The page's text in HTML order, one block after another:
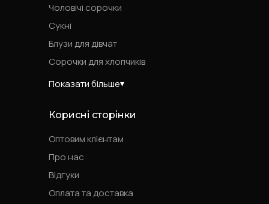
Чоловічі сорочки
Сукні
Блузи для дівчат
Сорочки для хлопчиків
Показати більше
Корисні сторінки
Оптовим клієнтам
Про нас
Відгуки
Оплата та доставка